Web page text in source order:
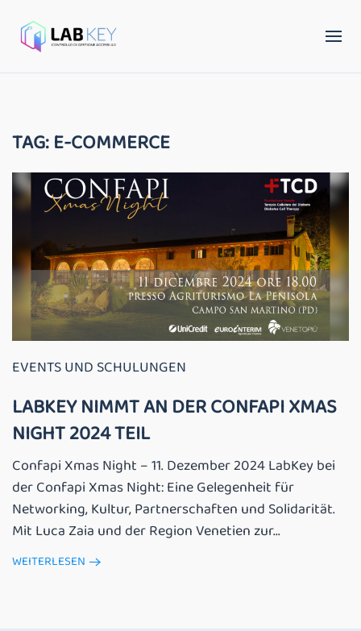
TAG:E-COMMERCE
EVENTS UND SCHULUNGEN
LABKEY NIMMT AN DER CONFAPI XMAS
NIGHT 2024 TEIL
Confapi Xmas Night – 11. Dezember 2024 LabKey bei
der Confapi Xmas Night: Eine Gelegenheit für
Networking, Kultur, Partnerschaften und Solidarität.
Mit Luca Zaia und der Region Venetien zur...
WEITERLESEN